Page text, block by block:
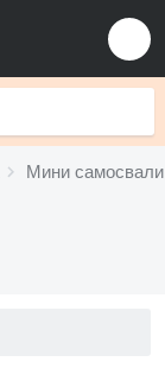
Мини самосвали